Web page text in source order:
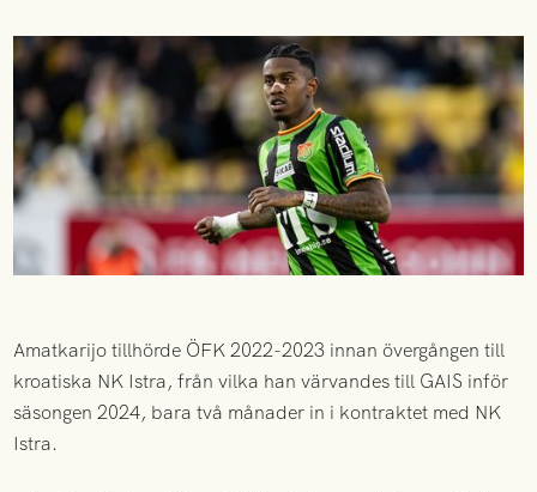
Amatkarijo tillhörde ÖFK 2022-2023 innan övergången till
kroatiska NK Istra, från vilka han värvandes till GAIS inför
säsongen 2024, bara två månader in i kontraktet med NK
Istra.